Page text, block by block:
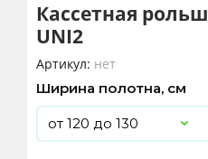
Кассетная
UNI2
Артикул: нет
Ширина полотна, см